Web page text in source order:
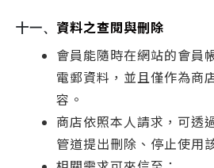
十一、 資料之查閱與刪除
會員能隨時在網站的會員
電郵資料，並且僅作為商
容。
商店依照本人請求，可透
管道提出刪除、停止使用